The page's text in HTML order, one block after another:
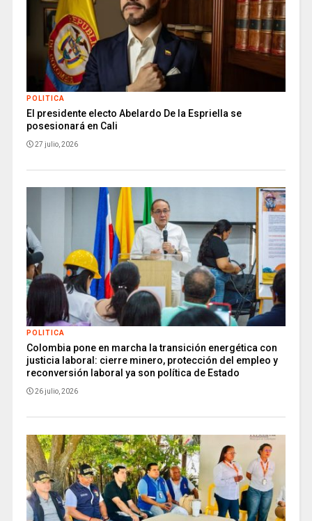
POLITICA
El presidente electo Abelardo De la Espriella se
posesionará en Cali
27 julio, 2026
POLITICA
Colombia pone en marcha la transición energética con
justicia laboral: cierre minero, protección del empleo y
reconversión laboral ya son política de Estado
26 julio, 2026